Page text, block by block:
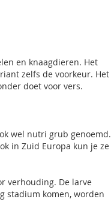
en knaagdieren. Het
zelfs de voorkeur. Het
doet voor vers.
wel nutri grub genoemd.
in Zuid Europa kun je ze
verhouding. De larve
stadium komen, worden